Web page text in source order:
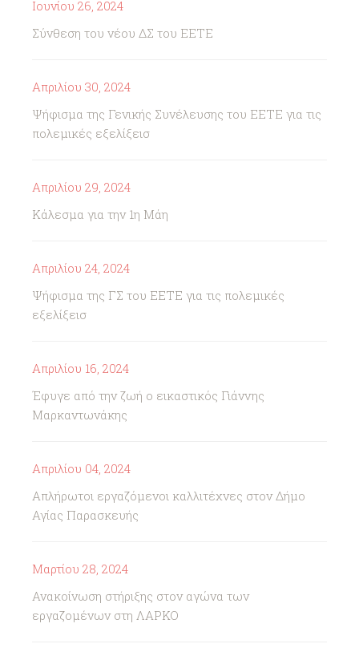
Ιουνίου 26, 2024
Σύνθεση του νέου ΔΣ του ΕΕΤΕ
Απριλίου 30, 2024
Ψήφισμα της Γενικής Συνέλευσης του ΕΕΤΕ για τις
πολεμικές εξελίξεισ
Απριλίου 29, 2024
Κάλεσμα για την 1η Μάη
Απριλίου 24, 2024
Ψήφισμα της ΓΣ του ΕΕΤΕ για τις πολεμικές
εξελίξεισ
Απριλίου 16, 2024
Έφυγε από την ζωή ο εικαστικός Γιάννης
Μαρκαντωνάκης
Απριλίου 04, 2024
Απλήρωτοι εργαζόμενοι καλλιτέχνες στον Δήμο
Αγίας Παρασκευής
Μαρτίου 28, 2024
Ανακοίνωση στήριξης στον αγώνα των
εργαζομένων στη ΛΑΡΚΟ